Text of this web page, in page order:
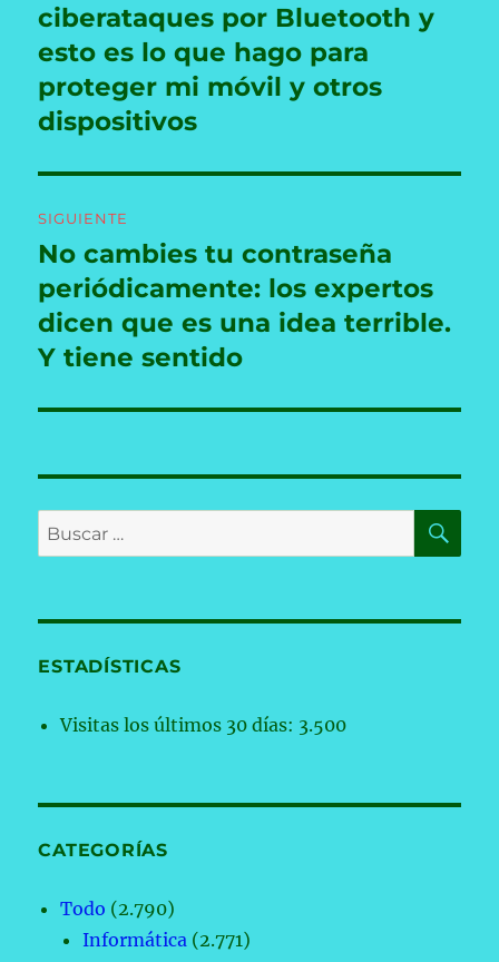
entradas
anterior:
ciberataques por Bluetooth y
esto es lo que hago para
proteger mi móvil y otros
dispositivos
SIGUIENTE
Entrada
siguiente:
No cambies tu contraseña
periódicamente: los expertos
dicen que es una idea terrible.
Y tiene sentido
Buscar
por:
ESTADÍSTICAS
Visitas los últimos 30 días: 3.500
CATEGORÍAS
Todo (2.790)
Informática (2.771)